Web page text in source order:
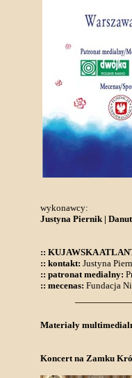
wykonawcy:
Justyna Piernik |
:: KUJAWSKA
:: kontakt: Justyna
:: patronat medialny:
:: mecenas: Fundacja
Materiały
Koncert na Zamku